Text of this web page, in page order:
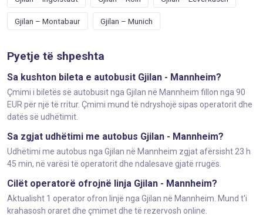
Gjilan – Montabaur Gjilan – Munich
Pyetje të shpeshta
Sa kushton bileta e autobusit Gjilan - Mannheim?
Çmimi i biletës së autobusit nga Gjilan në Mannheim fillon nga 90
EUR për një të rritur. Çmimi mund të ndryshojë sipas operatorit dhe
datës së udhëtimit.
Sa zgjat udhëtimi me autobus Gjilan - Mannheim?
Udhëtimi me autobus nga Gjilan në Mannheim zgjat afërsisht 23 h
45 min, në varësi të operatorit dhe ndalesave gjatë rrugës.
Cilët operatorë ofrojnë linja Gjilan - Mannheim?
Aktualisht 1 operator ofron linjë nga Gjilan në Mannheim. Mund t'i
krahasosh oraret dhe çmimet dhe të rezervosh online.